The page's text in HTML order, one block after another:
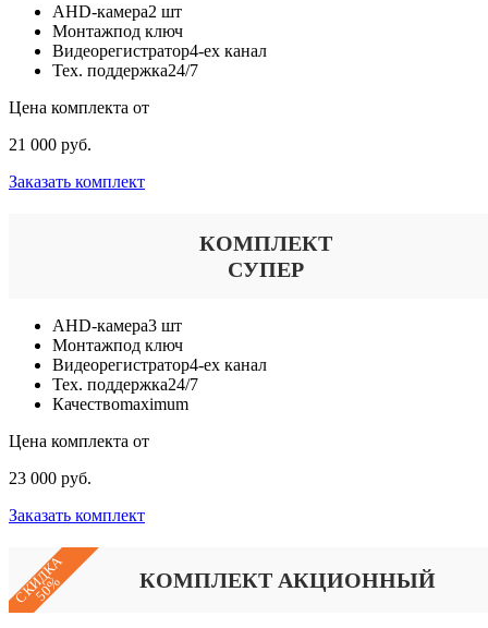
AHD-камера2 шт
Монтажпод ключ
Видеорегистратор4-ех канал
Тех. поддержка24/7
Цена комплекта от
21 000 руб.
Заказать комплект
КОМПЛЕКТ
СУПЕР
AHD-камера3 шт
Монтажпод ключ
Видеорегистратор4-ех канал
Тех. поддержка24/7
Качествоmaximum
Цена комплекта от
23 000 руб.
Заказать комплект
СКИДКА
50% КОМПЛЕКТ АКЦИОННЫЙ